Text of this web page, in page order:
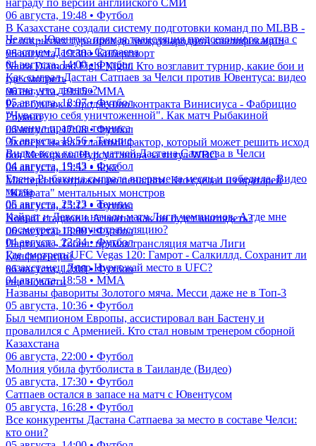
награду по версии английского СМИ
06 августа, 19:48 • Футбол
В Казахстане создали систему подготовки команд по MLBB -
от открытых турниров до международной квалификации
06 августа, 19:30 • Киберспорт
Naiza Diamond Fight Night. Кто возглавит турнир, какие бои и
где смотреть
06 августа, 19:15 • ММА
Реал близок к продлению контракта Винисиуса - Фабрицио
Романо
06 августа, 17:08 • Футбол
Эксперт назвал главный фактор, который может решить исход
боя Мейирима Нурсултанова за титул WBC
06 августа, 15:52 • Бокс
Мастера по отражению пенальти. Кто сделал из вратарей
"Кайрата" ментальных монстров
06 августа, 15:12 • Футбол
Новый стадион в Алматы: как он будет выглядеть?
06 августа, 13:00 • Футбол
Партизан - Тобол: прямая трансляция матча Лиги
Конференций
06 августа, 12:00 • Футбол
еще новости
Челси - Ювентус: прямая трансляция предсезонного матча с
участием Дастана Сатпаева
04 августа, 14:00 • Футбол
Как сыграл Дастан Сатпаев за Челси против Ювентуса: видео
матча, что дальше?
05 августа, 18:07 • Футбол
"Чувствую себя уничтоженной". Как матч Рыбакиной
изменил правила тенниса
05 августа, 19:56 • Теннис
Видео всех голов и матчей Дастана Сатпаева в Челси
04 августа, 19:43 • Футбол
Елена Рыбакина сыграла впервые за месяц и победила. Видео
матча
05 августа, 23:23 • Теннис
Кайрат и Левски начали матч Лиги чемпионов. А где мне
посмотреть прямую трансляцию?
04 августа, 22:34 • Футбол
Где смотреть UFC Vegas 120: Гамрот - Салкиллд. Сохранит ли
казахстанец Дияр Нургожай место в UFC?
04 августа, 18:58 • ММА
Названы фавориты Золотого мяча. Месси даже не в Топ-3
05 августа, 10:36 • Футбол
Был чемпионом Европы, ассистировал ван Бастену и
провалился с Арменией. Кто стал новым тренером сборной
Казахстана
06 августа, 22:00 • Футбол
Молния убила футболиста в Таиланде (Видео)
05 августа, 17:30 • Футбол
Сатпаев остался в запасе на матч с Ювентусом
05 августа, 16:28 • Футбол
Все конкуренты Дастана Сатпаева за место в составе Челси:
кто они?